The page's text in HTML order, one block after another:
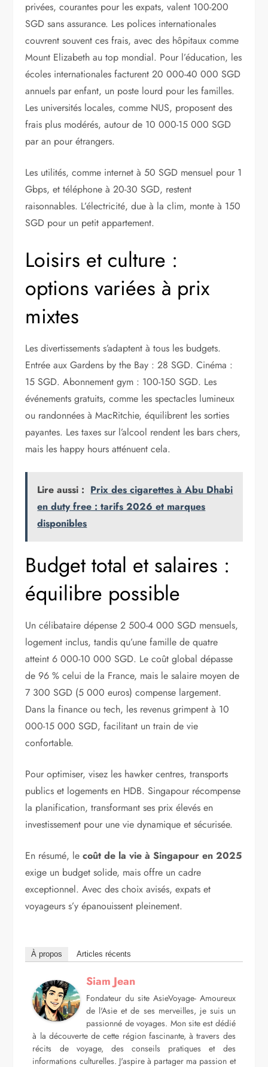
privées, courantes pour les expats, valent 100-200
SGD sans assurance. Les polices internationales
couvrent souvent ces frais, avec des hôpitaux comme
Mount Elizabeth au top mondial. Pour l’éducation, les
écoles internationales facturent 20 000-40 000 SGD
annuels par enfant, un poste lourd pour les familles.
Les universités locales, comme NUS, proposent des
frais plus modérés, autour de 10 000-15 000 SGD
par an pour étrangers.
Les utilités, comme internet à 50 SGD mensuel pour 1
Gbps, et téléphone à 20-30 SGD, restent
raisonnables. L’électricité, due à la clim, monte à 150
SGD pour un petit appartement.
Loisirs et culture :
options variées à prix
mixtes
Les divertissements s’adaptent à tous les budgets.
Entrée aux Gardens by the Bay : 28 SGD. Cinéma :
15 SGD. Abonnement gym : 100-150 SGD. Les
événements gratuits, comme les spectacles lumineux
ou randonnées à MacRitchie, équilibrent les sorties
payantes. Les taxes sur l’alcool rendent les bars chers,
mais les happy hours atténuent cela.
Lire aussi : Prix des cigarettes à Abu Dhabi
en duty free : tarifs 2026 et marques
disponibles
Budget total et salaires :
équilibre possible
Un célibataire dépense 2 500-4 000 SGD mensuels,
logement inclus, tandis qu’une famille de quatre
atteint 6 000-10 000 SGD. Le coût global dépasse
de 96 % celui de la France, mais le salaire moyen de
7 300 SGD (5 000 euros) compense largement.
Dans la finance ou tech, les revenus grimpent à 10
000-15 000 SGD, facilitant un train de vie
confortable.
Pour optimiser, visez les hawker centres, transports
publics et logements en HDB. Singapour récompense
la planification, transformant ses prix élevés en
investissement pour une vie dynamique et sécurisée.
En résumé, lecoût de la vie à Singapour en 2025
exige un budget solide, mais offre un cadre
exceptionnel. Avec des choix avisés, expats et
voyageurs s’y épanouissent pleinement.
À propos Articles récents
Siam Jean
Fondateur du site AsieVoyage- Amoureux
de l'Asie et de ses merveilles, je suis un
passionné de voyages. Mon site est dédié
à la découverte de cette région fascinante, à travers des
récits de voyage, des conseils pratiques et des
informations culturelles. J'aspire à partager ma passion et